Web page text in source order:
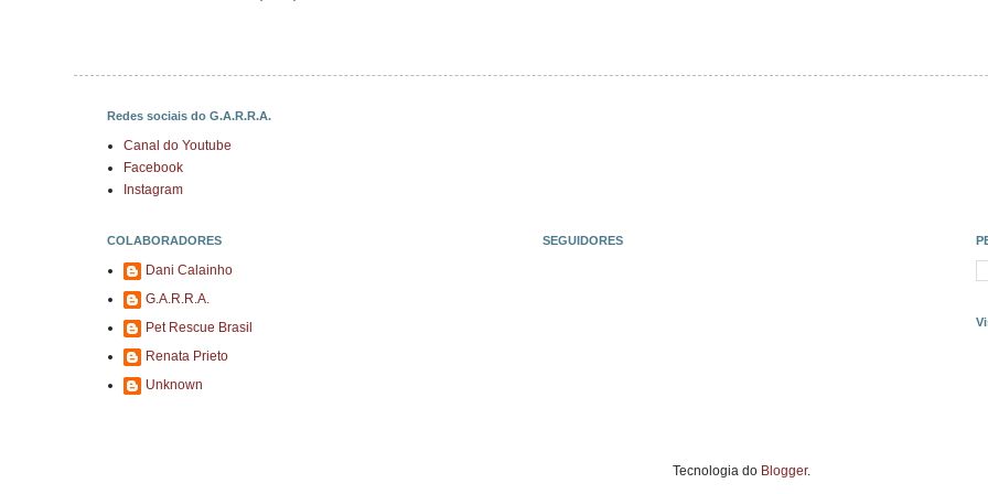
Redes sociais do G.A.R.R.A.
Canal do Youtube
Facebook
Instagram
COLABORADORES
Dani Calainho
G.A.R.R.A.
Pet Rescue Brasil
Renata Prieto
Unknown
SEGUIDORES
Tecnologia do Blogger.